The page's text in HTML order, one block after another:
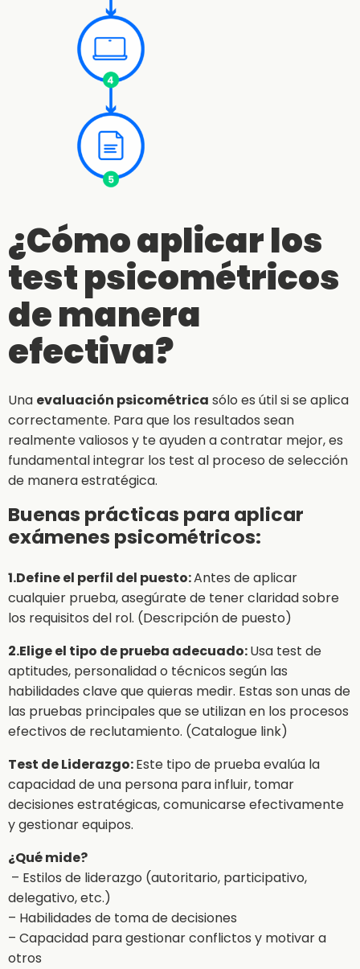
¿Cómo aplicar los
test psicométricos
de manera
efectiva?
Una evaluación psicométrica sólo es útil si se aplica
correctamente. Para que los resultados sean
realmente valiosos y te ayuden a contratar mejor, es
fundamental integrar los test al proceso de selección
de manera estratégica.
Buenas prácticas para aplicar
exámenes psicométricos:
1.Define el perfil del puesto:Antes de aplicar
cualquier prueba, asegúrate de tener claridad sobre
los requisitos del rol. (Descripción de puesto)
2.Elige el tipo de prueba adecuado:Usa test de
aptitudes, personalidad o técnicos según las
habilidades clave que quieras medir. Estas son unas de
las pruebas principales que se utilizan en los procesos
efectivos de reclutamiento. (Catalogue link)
Test de Liderazgo:Este tipo de prueba evalúa la
capacidad de una persona para influir, tomar
decisiones estratégicas, comunicarse efectivamente
y gestionar equipos.
¿Qué mide?
– Estilos de liderazgo (autoritario, participativo,
delegativo, etc.)
– Habilidades de toma de decisiones
– Capacidad para gestionar conflictos y motivar a
otros